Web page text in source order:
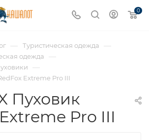
0
— Туристическая одежда —
одежда —
—
Extreme Pro III
Пуховик
Pro III